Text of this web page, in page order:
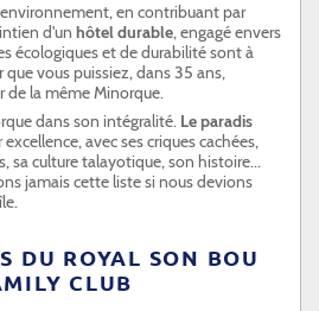
en contribuant par
d'un hôtel durable, engagé envers
écologiques et de durabilité sont à
que vous puissiez, dans 35 ans,
de la même Minorque.
dans son intégralité. Le paradis
excellence, avec ses criques cachées,
sa culture talayotique, son histoire...
jamais cette liste si nous devions
DU ROYAL SON BOU
CLUB